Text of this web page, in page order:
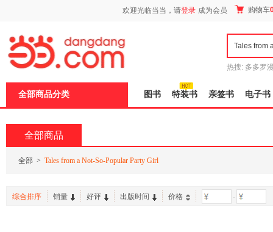
欢迎光临当当，请登录 成为会员 购物车
热搜: 多多罗
全部商品分类 图书 特装书 亲签书 电子书
全部商品
全部 > Tales from a Not-So-Popular Party Girl
综合排序 销量 好评 出版时间 价格 -
页
加